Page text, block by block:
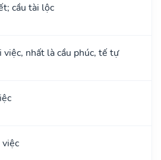
cầu tài lộc
nhất là cầu phúc, tế tự